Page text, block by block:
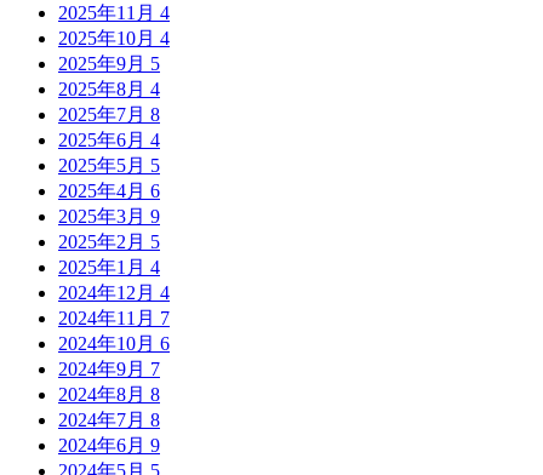
2025年11月 4
2025年10月 4
2025年9月 5
2025年8月 4
2025年7月 8
2025年6月 4
2025年5月 5
2025年4月 6
2025年3月 9
2025年2月 5
2025年1月 4
2024年12月 4
2024年11月 7
2024年10月 6
2024年9月 7
2024年8月 8
2024年7月 8
2024年6月 9